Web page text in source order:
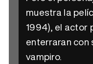
muestra la
1994), el actor
enterraran con
vampiro.